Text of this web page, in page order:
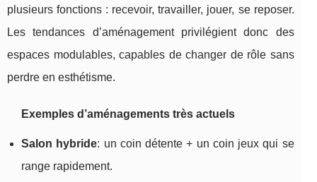
plusieurs fonctions : recevoir, travailler, jouer, se reposer.
Les tendances d’aménagement privilégient donc des
espaces modulables, capables de changer de rôle sans
perdre en esthétisme.
Exemples d’aménagements très actuels
Salon hybride: un coin détente + un coin jeux qui se
range rapidement.